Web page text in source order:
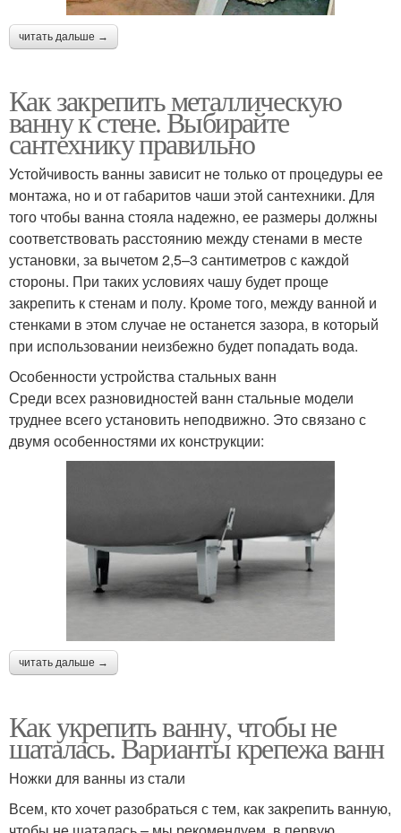
читать дальше →
Как закрепить металлическую
ванну к стене. Выбирайте
сантехнику правильно
Устойчивость ванны зависит не только от процедуры ее
монтажа, но и от габаритов чаши этой сантехники. Для
того чтобы ванна стояла надежно, ее размеры должны
соответствовать расстоянию между стенами в месте
установки, за вычетом 2,5–3 сантиметров с каждой
стороны. При таких условиях чашу будет проще
закрепить к стенам и полу. Кроме того, между ванной и
стенками в этом случае не останется зазора, в который
при использовании неизбежно будет попадать вода.
Особенности устройства стальных ванн
Среди всех разновидностей ванн стальные модели
труднее всего установить неподвижно. Это связано с
двумя особенностями их конструкции:
читать дальше →
Как укрепить ванну, чтобы не
шаталась. Варианты крепежа ванн
Ножки для ванны из стали
Всем, кто хочет разобраться с тем, как закрепить ванную,